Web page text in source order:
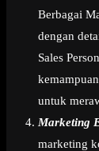
Berbagai
dengan
Sales
untuk
Marketing
marketing